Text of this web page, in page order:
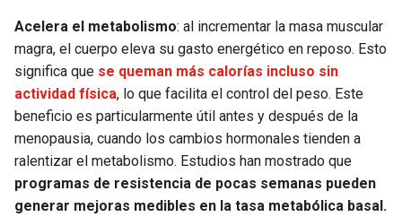
Acelera el metabolismo: al incrementar la masa muscular
magra, el cuerpo eleva su gasto energético en reposo. Esto
significa que se queman más calorías incluso sin
actividad física, lo que facilita el control del peso. Este
beneficio es particularmente útil antes y después de la
menopausia, cuando los cambios hormonales tienden a
ralentizar el metabolismo. Estudios han mostrado que
programas de resistencia de pocas semanas pueden
generar mejoras medibles en la tasa metabólica basal.